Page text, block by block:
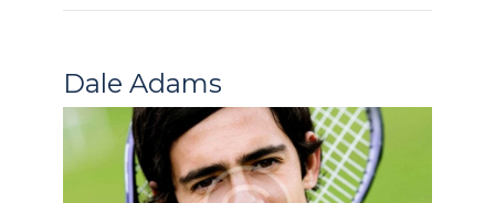
Dale Adams